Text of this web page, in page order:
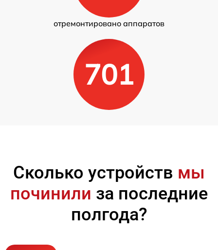
отремонтировано аппаратов
701
Сколько устройств мы
починили за последние
полгода?